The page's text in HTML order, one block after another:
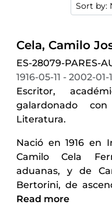
Sort by:
Cela, Camilo
ES-28079-PARES-
1916-05-11 - 2002-01-
Escritor,
galardonado
Literatura.
Nació en 1916 en
Camilo Cela
aduanas, y de
Bertorini, de
Read more